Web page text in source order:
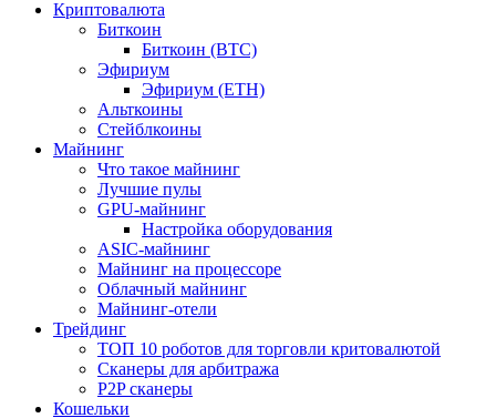
Криптовалюта
Биткоин
Биткоин (BTC)
Эфириум
Эфириум (ETH)
Альткоины
Стейблкоины
Майнинг
Что такое майнинг
Лучшие пулы
GPU-майнинг
Настройка оборудования
ASIC-майнинг
Майнинг на процессоре
Облачный майнинг
Майнинг-отели
Трейдинг
ТОП 10 роботов для торговли критовалютой
Сканеры для арбитража
P2P сканеры
Кошельки